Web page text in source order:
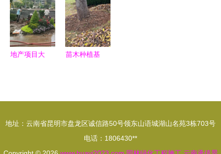
验收规范
CJJ 82-
2012》的
关键要点
地产项目大
苗木种植基
素
地址：云南省昆明市盘龙区诚信路50号领东山语城湖山名苑3栋703号
电话：1806430**